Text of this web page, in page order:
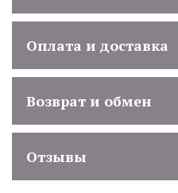
Оплата и доставка
Возврат и обмен
Отзывы